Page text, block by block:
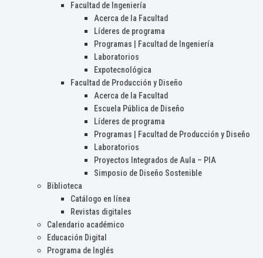
Facultad de Ingeniería
Acerca de la Facultad
Líderes de programa
Programas | Facultad de Ingeniería
Laboratorios
Expotecnológica
Facultad de Producción y Diseño
Acerca de la Facultad
Escuela Pública de Diseño
Líderes de programa
Programas | Facultad de Producción y Diseño
Laboratorios
Proyectos Integrados de Aula – PIA
Simposio de Diseño Sostenible
Biblioteca
Catálogo en línea
Revistas digitales
Calendario académico
Educación Digital
Programa de Inglés